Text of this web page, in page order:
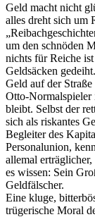
Geld macht nicht
alles dreht sich um
um den schnöden
nichts für Reiche
Geldsäcken
Geld auf der
Otto-Normalspieler
bleibt. Selbst der
sich als riskantes
Begleiter des
Personalunion,
allemal
es wissen: Sein
Geldfälscher.
Eine kluge,
trügerische Moral